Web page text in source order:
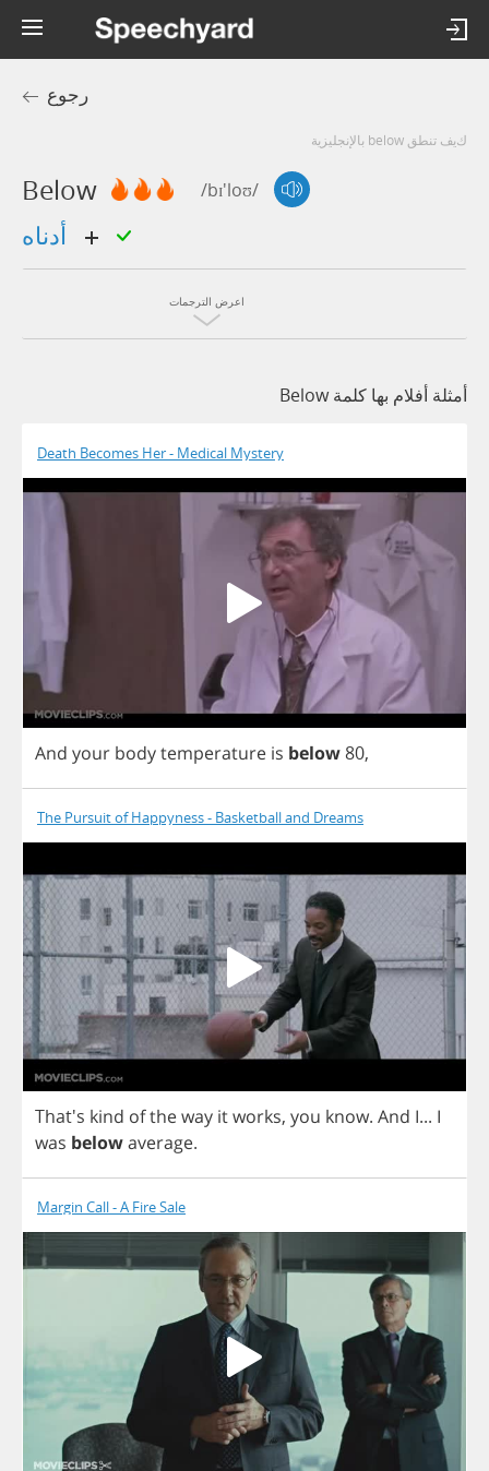
رجوع
كيف تنطق below بالإنجليزية
Below /bɪ'loʊ/
اعرض الترجمات
أمثلة أفلام بها كلمة Below
Death Becomes Her - Medical Mystery
And your bodytemperature is below80,
The Pursuit of Happyness - Basketball and Dreams
That's kind oftheway itworks, you know. And I... I
was belowaverage.
Margin Call - A Fire Sale